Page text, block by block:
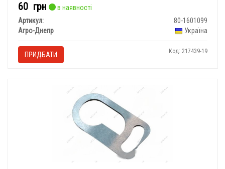
60 грн
в наявності
Артикул:
80-1601099
Агро-Днепр
Україна
ПРИДБАТИ Код: 217439-19